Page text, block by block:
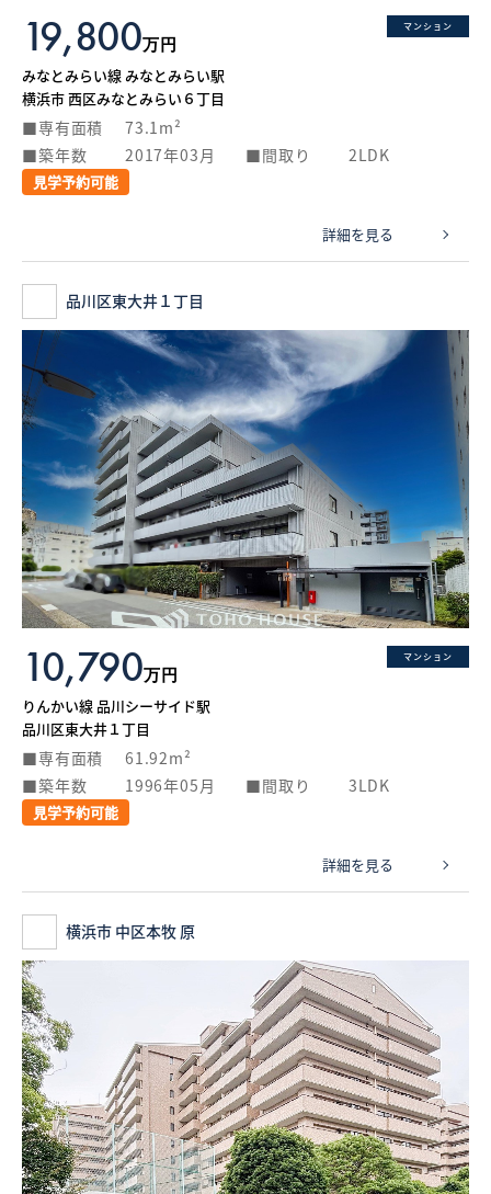
マンション
19,800万円
みなとみらい線 みなとみらい駅
横浜市 西区みなとみらい６丁目
専有面積
73.1m²
築年数
2017年03月 間取り 2LDK
見学予約可能
詳細を見る
品川区東大井１丁目
マンション
10,790万円
りんかい線 品川シーサイド駅
品川区東大井１丁目
専有面積
61.92m²
築年数
1996年05月 間取り 3LDK
見学予約可能
詳細を見る
横浜市 中区本牧 原